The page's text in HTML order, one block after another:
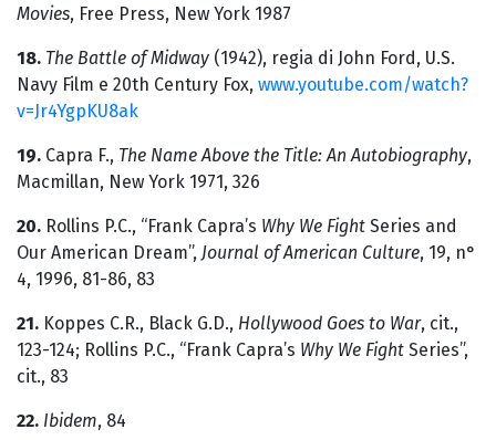
Movies, Free Press, New York 1987
18. The Battle of Midway (1942), regia di John Ford, U.S.
Navy Film e 20th Century Fox, www.youtube.com/watch?
v=Jr4YgpKU8ak
19. Capra F., The Name Above the Title: An Autobiography,
Macmillan, New York 1971, 326
20. Rollins P.C., “Frank Capra’s Why We Fight Series and
Our American Dream”, Journal of American Culture, 19, n°
4, 1996, 81-86, 83
21. Koppes C.R., Black G.D., Hollywood Goes to War, cit.,
123-124; Rollins P.C., “Frank Capra’s Why We Fight Series”,
cit., 83
22. Ibidem, 84